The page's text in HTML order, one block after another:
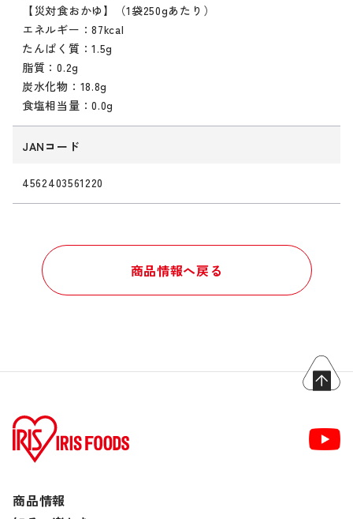
【災対食おかゆ】（1袋250gあたり）
エネルギー：87kcal
たんぱく質：1.5g
脂質：0.2g
炭水化物：18.8g
食塩相当量：0.0g
JANコード
4562403561220
商品情報へ戻る
商品情報